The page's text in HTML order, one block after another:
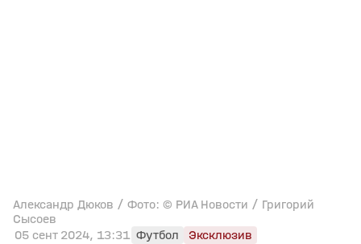
Александр Дюков / Фото: © РИА Новости / Григорий
Сысоев
05 сент 2024, 13:31 Футбол
Эксклюзив